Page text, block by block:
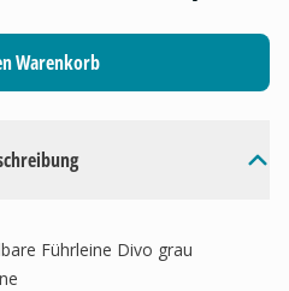
Führleine Divo grau
Warenkorb